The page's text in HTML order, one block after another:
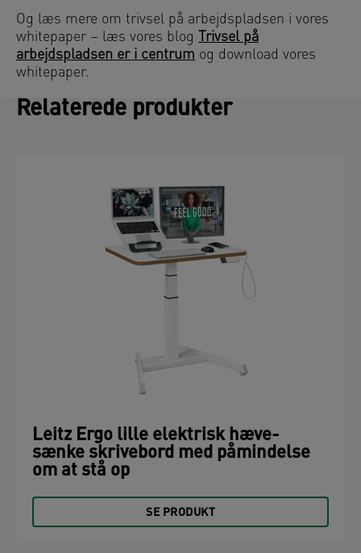
Og læs mere om trivsel på arbejdspladsen i vores
whitepaper – læs vores blog Trivsel på
arbejdspladsen er i centrum og download vores
whitepaper.
Relaterede produkter
Leitz Ergo lille elektrisk hæve-
sænke skrivebord med påmindelse
om at stå op
SE PRODUKT